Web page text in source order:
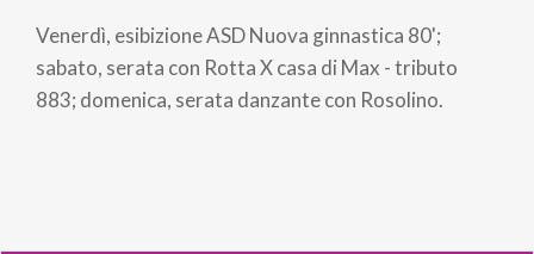
di
pane
Venerdì, esibizione ASD Nuova ginnastica 80';
sabato, serata con Rotta X casa di Max - tributo
883; domenica, serata danzante con Rosolino.